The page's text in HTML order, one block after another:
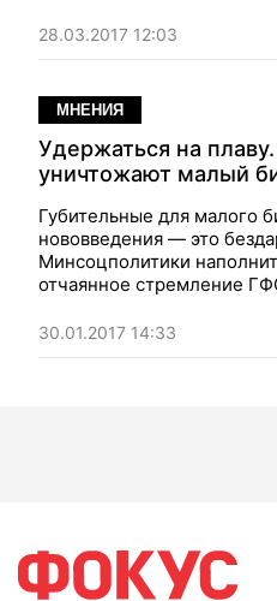
28.03.2017 12:03
МНЕНИЯ
Удержаться на
уничтожают малый
Губительные для малого
нововведения — это
Минсоцполитики
отчаянное стремление
30.01.2017 14:33